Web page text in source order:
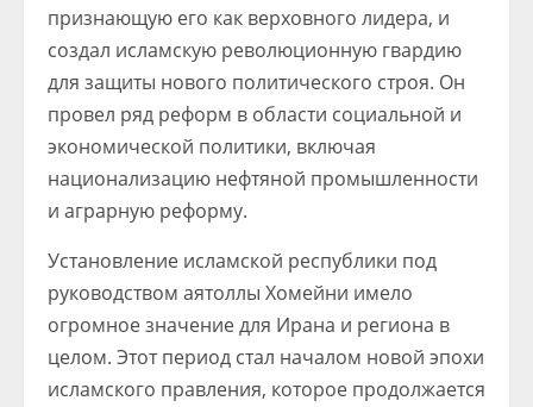
признающую его как верховного лидера, и
создал исламскую революционную гвардию
для защиты нового политического строя. Он
провел ряд реформ в области социальной и
экономической политики, включая
национализацию нефтяной промышленности
и аграрную реформу.
Установление исламской республики под
руководством аятоллы Хомейни имело
огромное значение для Ирана и региона в
целом. Этот период стал началом новой эпохи
исламского правления, которое продолжается